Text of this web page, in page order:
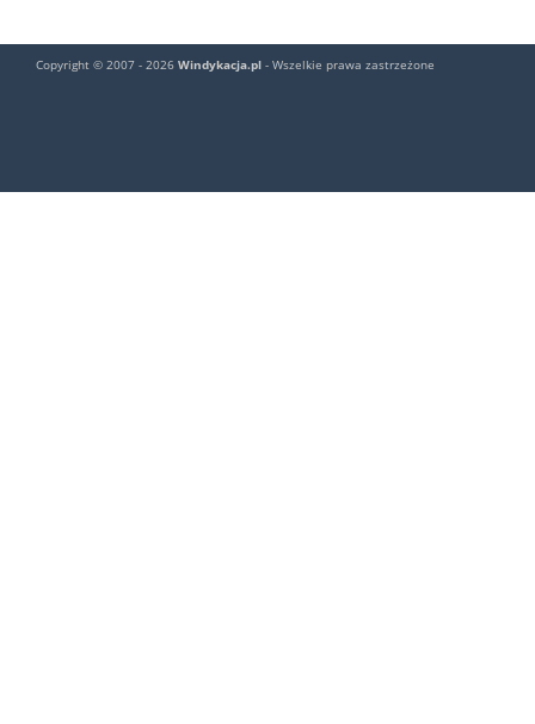
Copyright © 2007 - 2026 Windykacja.pl - Wszelkie prawa zastrzeżone